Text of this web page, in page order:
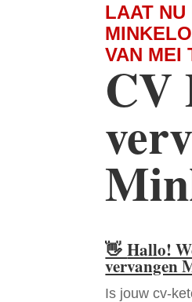
LAAT NU
VAN MEI
CV
👋Hallo!
vervangen
Is jouw cv-